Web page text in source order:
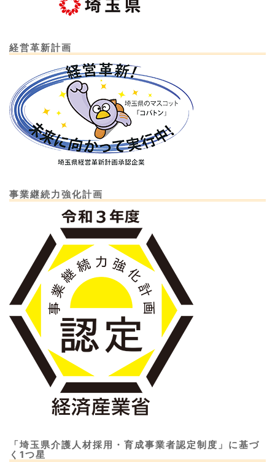
経営革新計画
事業継続力強化計画
「埼玉県介護人材採用・育成事業者認定制度」に基づ
く1つ星